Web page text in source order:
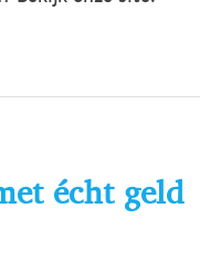
écht geld